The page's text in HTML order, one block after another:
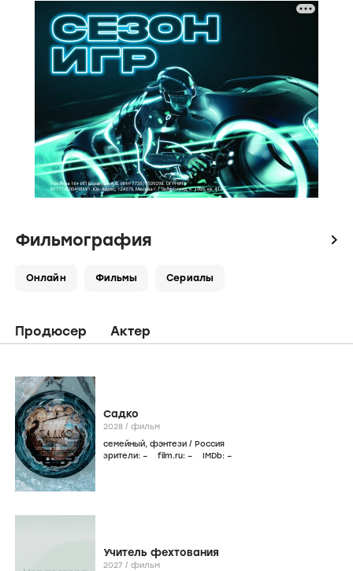
Фильмография icon
Онлайн Фильмы Сериалы
Продюсер Актер
Садко
2028 / фильм
семейный, фэнтези / Россия
зрители: – film.ru: – IMDb: –
Учитель фехтования
2027 / фильм